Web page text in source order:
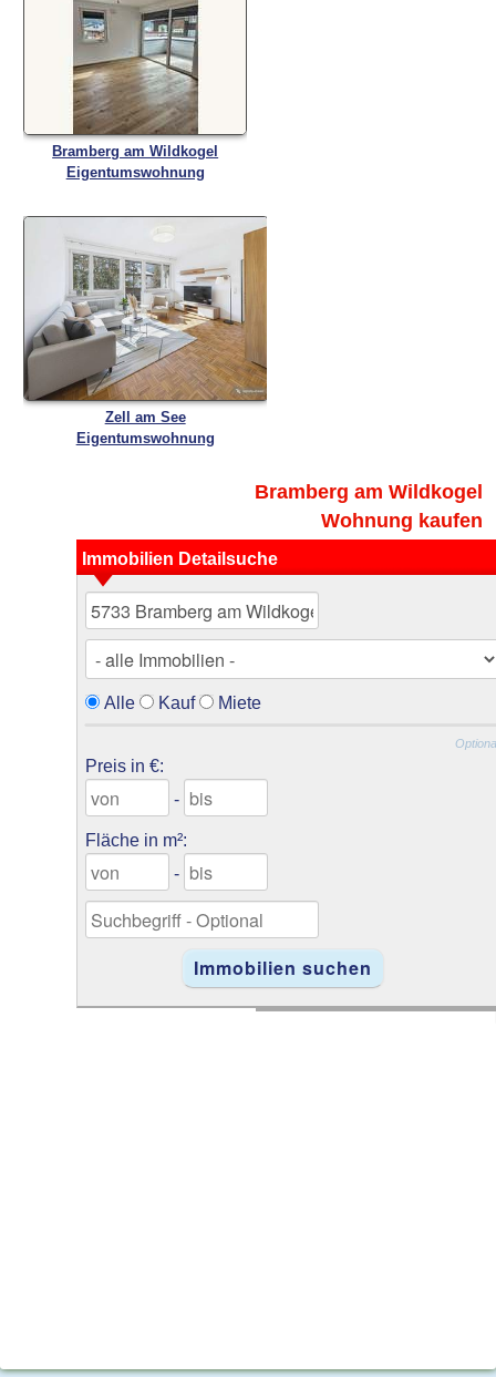
Bramberg am Wildkogel
Eigentumswohnung
Zell am See
Eigentumswohnung
Bramberg am Wildkogel
Wohnung kaufen
Immobilien Detailsuche
Alle Kauf Miete
Preis in €:
-
Fläche in m²:
-